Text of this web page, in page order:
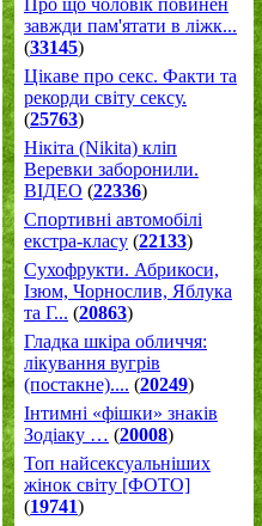
Про що чоловік повинен
завжди пам'ятати в ліжк...
(33145)
Цікаве про секс. Факти та
рекорди світу сексу.
(25763)
Нікіта (Nikita) кліп
Веревки заборонили.
ВІДЕО (22336)
Спортивні автомобілі
екстра-класу (22133)
Cухофрукти. Абрикоси,
Ізюм, Чорнослив, Яблука
та Г... (20863)
Гладка шкіра обличчя:
лікування вугрів
(постакне).... (20249)
Інтимні «фішки» знаків
Зодіаку … (20008)
Топ найсексуальніших
жінок світу [ФОТО]
(19741)